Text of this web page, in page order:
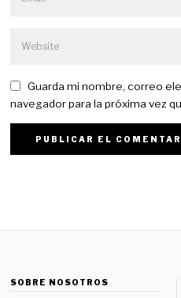
Guarda mi nombre, correo
navegador para la próxima vez
SOBRE NOSOTROS